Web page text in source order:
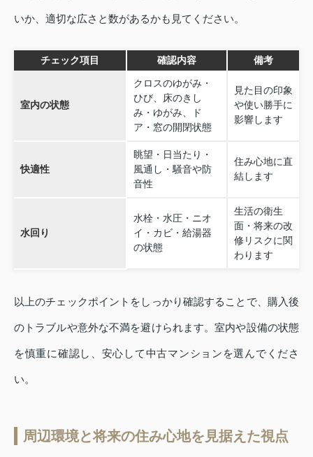
いか、適切な広さと数があるかも見てください。
チェック項目 確認内容 備考
室内の状態
クロスのゆがみ・
ひび、床のきし
み・ゆがみ、ド
ア・窓の開閉状態
見た目の印象
や使い勝手に
影響します
快適性
眺望・日当たり・
風通し・騒音や防
音性
住み心地に直
結します
水回り
水栓・水圧・ニオ
イ・カビ・給湯器
の状態
生活の衛生
面・将来の改
修リスクに関
わります
以上のチェックポイントをしっかり確認することで、購入後
のトラブルや意外な不満を避けられます。室内や設備の状態
を慎重に確認し、安心して中古マンションを選んでくださ
い。
周辺環境と将来の住み心地を見据えた視点